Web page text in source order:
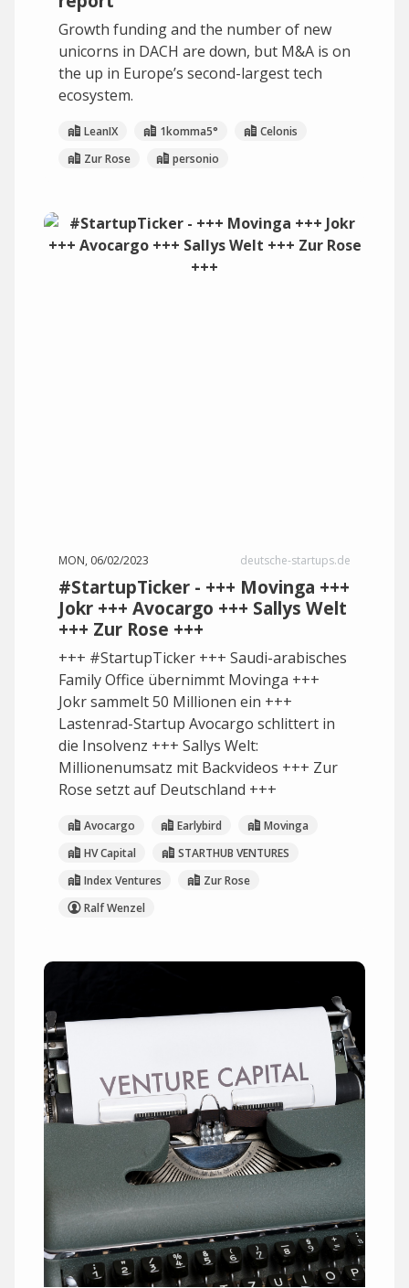
Growth funding and the number of new
unicorns in DACH are down, but M&A is on
the up in Europe’s second-largest tech
ecosystem.
LeanIX 1komma5°
Celonis
Zur Rose
personio
MON, 06/02/2023 deutsche-startups.de
#StartupTicker - +++ Movinga +++
Jokr +++ Avocargo +++ Sallys Welt
+++ Zur Rose +++
+++ #StartupTicker +++ Saudi-arabisches
Family Office übernimmt Movinga +++
Jokr sammelt 50 Millionen ein +++
Lastenrad-Startup Avocargo schlittert in
die Insolvenz +++ Sallys Welt:
Millionenumsatz mit Backvideos +++ Zur
Rose setzt auf Deutschland +++
Avocargo Earlybird
Movinga
HV Capital
STARTHUB VENTURES
Index Ventures
Zur Rose
Ralf Wenzel